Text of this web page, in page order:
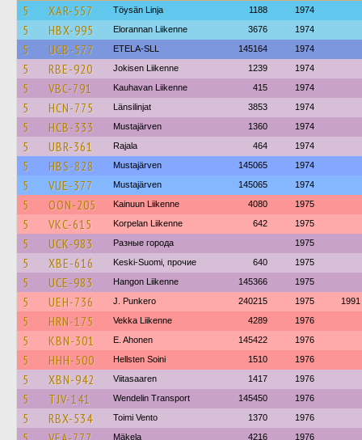
5 XAR-557 Töysän Linja 1188 1974
5 HBX-995 Elorannan Liikenne 3676 1974
5 UCB-577 ETELA-SLL 145164 1974
5 RBE-920 Jokisen Liikenne 1239 1974
5 VBC-791 Kauhavan Liikenne 415 1974
5 HCN-775 Länsilinjat 3853 1974
5 HCB-333 Mustajärven 1360 1974
5 UBR-361 Rajala 464 1974
5 HBS-828 Mustajärven 145065 1974
5 VUE-377 Mustajärven 145065 1974
5 OON-205 Kainuun Liikenne 4080 1975
5 VKC-615 Korpelan Liikenne 642 1975
5 UCK-983 Разные города 1975
5 XBE-616 Keski-Suomi, прочие 640 1975
5 UCE-983 Hangon Liikenne 145366 1975
5 UEH-736 J. Punkero 240215 1975 1991
5 HRN-175 Vekka Liikenne 4289 1976
5 KBN-301 E. Ahonen 145422 1976
5 HHH-500 Hellsten Soini 1510 1976
5 XBN-942 Viitasaaren 1417 1976
5 TJV-141 Wendelin Transport 145450 1976
5 RBX-534 Toimi Vento 1370 1976
Mäkela 4216 1976